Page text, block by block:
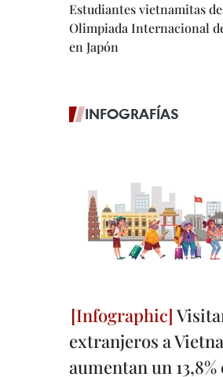
Estudiantes vietnamitas
Olimpiada Internacional
en Japón
INFOGRAFÍAS
extranjeros a
aumentan un